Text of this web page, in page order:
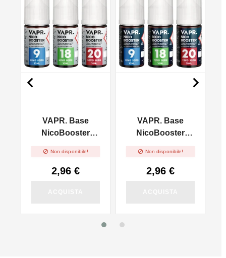
VAPR. Base
NicoBooster
 Non disponibile!
2,96 €
VAPR. Base
NicoBooster
 Non disponibile!
2,96 €
 